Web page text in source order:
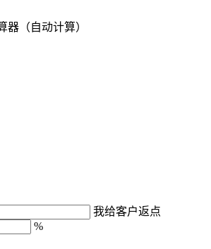
器（自动计算）
我给客户返点
%